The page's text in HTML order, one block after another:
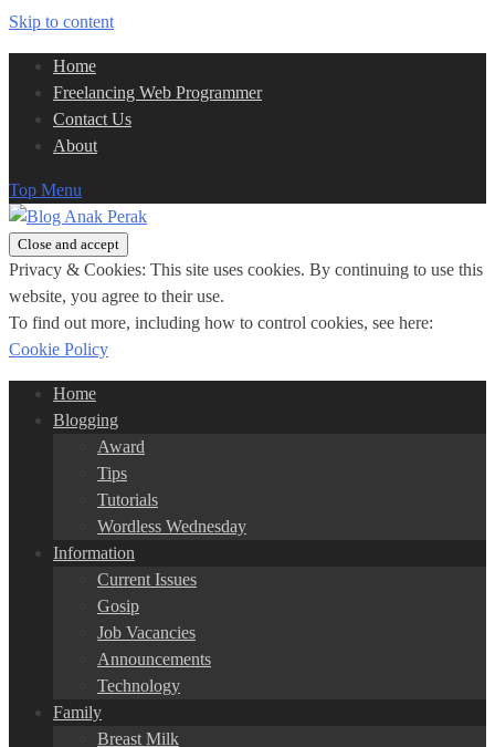
Skip to content
Home
Freelancing Web Programmer
Contact Us
About
Top Menu
Privacy & Cookies: This site uses cookies. By continuing to use this
website, you agree to their use.
To find out more, including how to control cookies, see here:
Cookie Policy
Home
Blogging
Award
Tips
Tutorials
Wordless Wednesday
Information
Current Issues
Gosip
Job Vacancies
Announcements
Technology
Family
Breast Milk